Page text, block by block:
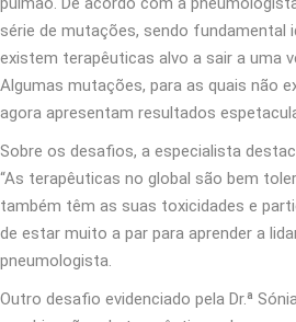
série de mutações, sendo fundamental
existem terapêuticas alvo a sair a uma
Algumas mutações, para as quais não
agora apresentam resultados
Sobre os desafios, a especialista
“As terapêuticas no global são bem
também têm as suas toxicidades e
de estar muito a par para aprender a
pneumologista.
Outro desafio evidenciado pela Dr.ª